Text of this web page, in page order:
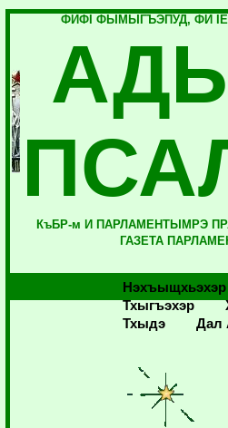
ФИФI ФЫМЫГЪЭПУД, ФИ
КъБР-м И ПАРЛАМЕНТЫМРЭ
ГАЗЕТА
Нэхъыщхьэхэр
Тхыгъэхэр
Тхыдэ
Дал